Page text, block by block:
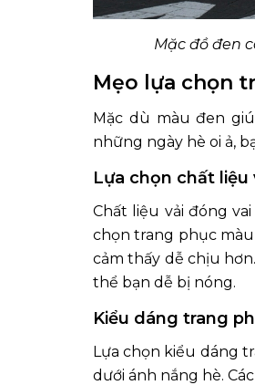
Mặc đồ đen
Mẹo lựa chọn
Mặc dù màu đen
những ngày hè oi ả,
Lựa chọn chất
Chất liệu vải đóng
chọn trang phục màu
cảm thấy dễ chịu
thể bạn dễ bị nóng.
Kiểu dáng trang
Lựa chọn kiểu dáng
dưới ánh nắng hè.